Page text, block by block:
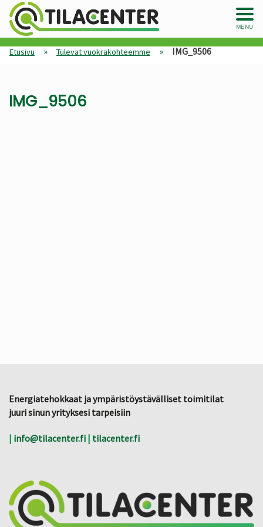
MENU
Etusivu » Tulevat vuokrakohteemme » IMG_9506
IMG_9506
Energiatehokkaat ja ympäristöystävälliset toimitilat
juuri sinun yrityksesi tarpeisiin
| info@tilacenter.fi | tilacenter.fi